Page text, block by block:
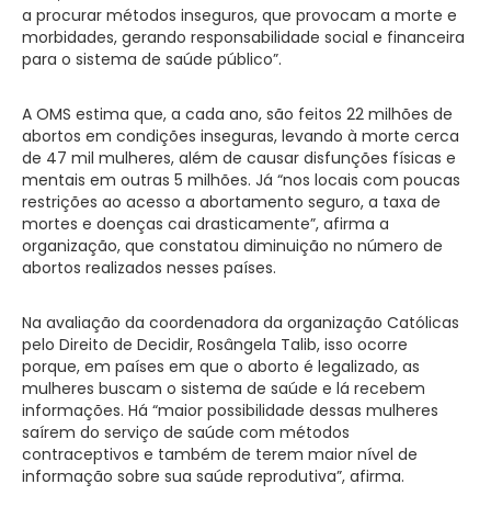
a procurar métodos inseguros, que provocam a morte e
morbidades, gerando responsabilidade social e financeira
para o sistema de saúde público”.
A OMS estima que, a cada ano, são feitos 22 milhões de
abortos em condições inseguras, levando à morte cerca
de 47 mil mulheres, além de causar disfunções físicas e
mentais em outras 5 milhões. Já “nos locais com poucas
restrições ao acesso a abortamento seguro, a taxa de
mortes e doenças cai drasticamente”, afirma a
organização, que constatou diminuição no número de
abortos realizados nesses países.
Na avaliação da coordenadora da organização Católicas
pelo Direito de Decidir, Rosângela Talib, isso ocorre
porque, em países em que o aborto é legalizado, as
mulheres buscam o sistema de saúde e lá recebem
informações. Há “maior possibilidade dessas mulheres
saírem do serviço de saúde com métodos
contraceptivos e também de terem maior nível de
informação sobre sua saúde reprodutiva”, afirma.